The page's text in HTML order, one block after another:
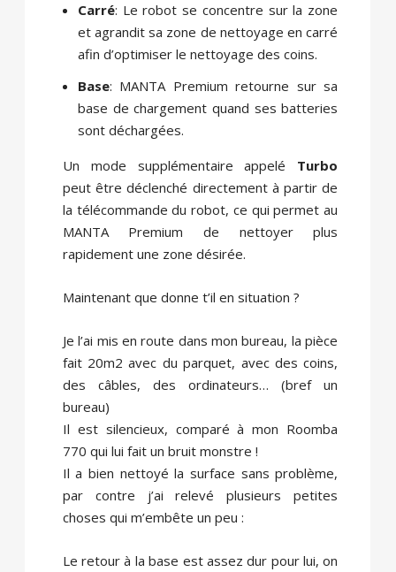
Carré: Le robot se concentre sur la zone
et agrandit sa zone de nettoyage en carré
afin d’optimiser le nettoyage des coins.
Base: MANTA Premium retourne sur sa
base de chargement quand ses batteries
sont déchargées.
Un mode supplémentaire appelé Turbo
peut être déclenché directement à partir de
la télécommande du robot, ce qui permet au
MANTA Premium de nettoyer plus
rapidement une zone désirée.
Maintenant que donne t’il en situation ?
Je l’ai mis en route dans mon bureau, la pièce
fait 20m2 avec du parquet, avec des coins,
des câbles, des ordinateurs… (bref un
bureau)
Il est silencieux, comparé à mon Roomba
770 qui lui fait un bruit monstre !
Il a bien nettoyé la surface sans problème,
par contre j’ai relevé plusieurs petites
choses qui m’embête un peu :
Le retour à la base est assez dur pour lui, on